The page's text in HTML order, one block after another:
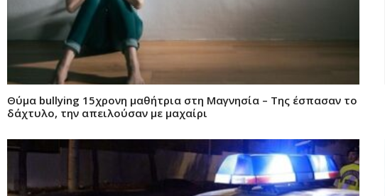
Θύμα bullying 15χρονη μαθήτρια στη Μαγνησία – Της έσπασαν το
δάχτυλο, την απειλούσαν με μαχαίρι